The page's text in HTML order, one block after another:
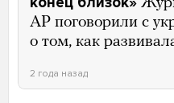
AP поговорили с
о том, как
2 года назад